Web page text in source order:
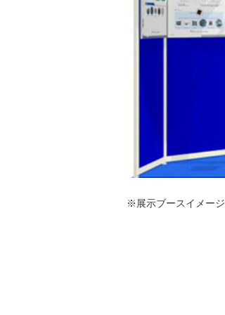
※展示ブースイメージ